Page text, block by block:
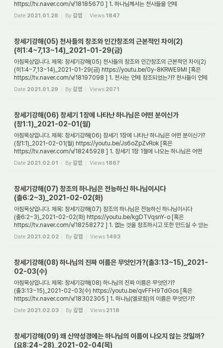
https://tv.naver.com/v/18185670 ] 1. 하나님께서는 천사들을 언제
창조하셨는가? 창세기에서는 천사들을...
Date 2021.01.28 By갈렙 Views 1847
창세기강해(05) 천사들의 창조와 인간창조의 근본적인 차이(2)
(히1:4~7,13~14)_2021-01-29(금)
아침묵상입니다. 제목: 창세기강해(05) 천사들의 창조와 인간창조의 근본적인 차이(2)
(히1:4~7,13~14)_2021-01-29(금) https://youtu.be/0y-8KRWE9MI [혹은
https://tv.naver.com/v/18197098 ] 1. 천사는 언제 창조되었는가? 천사들이 언제
창조되었는지는 창...
Date 2021.01.29 By갈렙 Views 2071
창세기강해(06) 창세기 1장에 나타난 하나님은 어떤 분이신가
(창1:1)_2021-02-01(월)
아침묵상입니다. 제목: 창세기강해(06) 창세기 1장에 나타난 하나님은 어떤 분이신가?
(창1:1)_2021-02-01(월) https://youtu.be/Js6oZpZvRok [혹은
https://tv.naver.com/v/18245928 ] 1. 창세기 1장 1절에 나오는 하나님은 어떤
분인가? 창세기 1장 1절에 나...
Date 2021.02.01 By갈렙 Views 1867
창세기강해(07) 창조의 하나님은 전능하신 하나님이시다
(출6:2~3)_2021-02-02(화)
아침묵상입니다. 제목: 창세기강해(07) 창조의 하나님은 전능하신 하나님이시다
(출6:2~3)_2021-02-02(화) https://youtu.be/kgDTVqsnY-o [혹은
https://tv.naver.com/v/18258272 ] 1. 없는 것을 창조하시고 또한 만드실 수 있는
하나님은 어떤 하나님이어야 하...
Date 2021.02.02 By갈렙 Views 1493
창세기강해(08) 하나님의 진짜 이름은 무엇인가?(출3:13~15)_2021-
02-03(수)
아침묵상입니다. 제목: 창세기강해(08) 하나님의 진짜 이름은 무엇인가?
(출3:13~15)_2021-02-03(수) https://youtu.be/qvFFH9TdGos [혹은
https://tv.naver.com/v/18302305 ] 1. 하나님(엘로힘)의 이름은 무엇인가?
일반적으로 알려진 하나님의 이름은 '여호와...
Date 2021.02.03 By갈렙 Views 2118
창세기강해(09) 왜 신약성경에는 하나님의 이름이 나오지 않는 것일까?
(요8:24~28)_2021-02-04(목)